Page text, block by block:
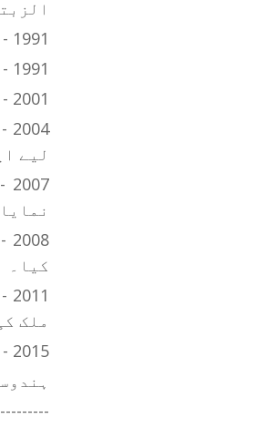
1991 - جنوبی افریقہ کو اولمپک کھیلوں میں دوبارہ حصہ لینے کی اجازت ملی۔
1991 - مشہور و معروف شاعر شعری بھوپالی کا انتقال۔
2001 - ہندوستان کی جانب سے پاک سرحد پر دو چوکیاں قائم کرنے کا اعلان۔
لیے
کیا۔
ملک
2015 - ہندوستان کے مایہ ناز شاعر اور مصنف سردار انجم کا انتقال۔